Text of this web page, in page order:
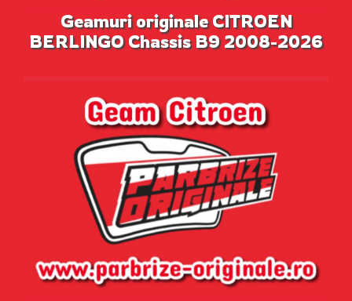
Geamuri originale CITROEN
BERLINGO Chassis B9 2008-2026